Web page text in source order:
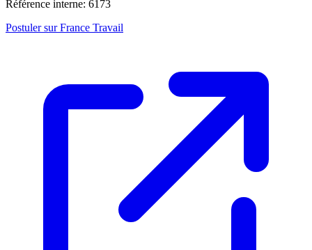
Référence interne: 6173
Postuler sur France Travail